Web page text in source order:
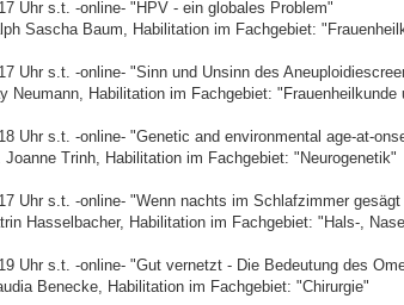
Uhr s.t. -online- "HPV - ein globales Problem"
Sascha Baum, Habilitation im Fachgebiet:
Uhr s.t. -online- "Sinn und Unsinn des
Neumann, Habilitation im Fachgebiet: "Frauenheilkunde
Uhr s.t. -online- "Genetic and environmental age-at-
Joanne Trinh, Habilitation im Fachgebiet: "Neurogenetik"
Uhr s.t. -online- "Wenn nachts im Schlafzimmer gesägt
Hasselbacher, Habilitation im Fachgebiet: "Hals-,
Uhr s.t. -online- "Gut vernetzt - Die Bedeutung des
Benecke, Habilitation im Fachgebiet: "Chirurgie"